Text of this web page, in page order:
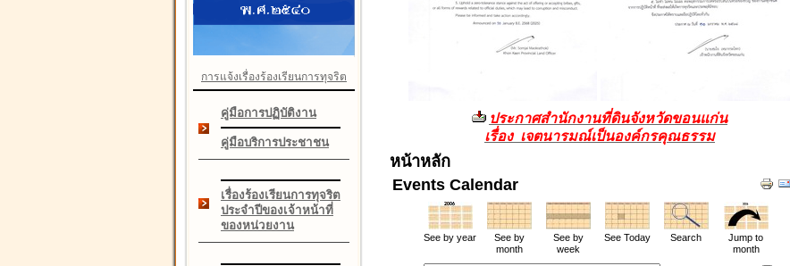
การแจ้งเรื่องร้องเรียนการทุจริต
คู่มือการปฏิบัติงาน
คู่มือบริการประชาชน
เรื่องร้องเรียนการทุจริต
ประจำปีของเจ้าหน้าที่
ของหน่วยงาน
ประกาศสำนักงานที่ดินจังหวัดขอนแก่น
เรื่อง เจตนารมณ์เป็นองค์กรคุณธรรม
หน้าหลัก
Events Calendar
See by year
See by
month
See by
week
See Today Search
Jump to
month